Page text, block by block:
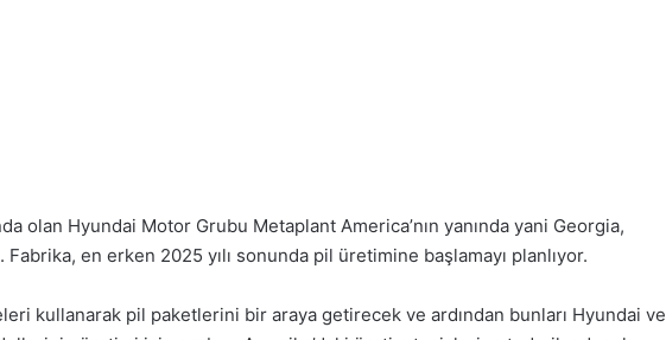
olan Hyundai Motor Grubu Metaplant America’nın yanında yani Georgia,
en erken 2025 yılı sonunda pil üretimine başlamayı planlıyor.
kullanarak pil paketlerini bir araya getirecek ve ardından bunları Hyundai ve